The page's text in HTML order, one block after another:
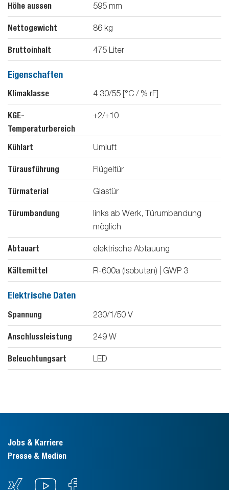
Höhe aussen 595 mm
Nettogewicht 86 kg
Bruttoinhalt 475 Liter
Eigenschaften
Klimaklasse 4 30/55 [°C / % rF]
KGE-
Temperaturbereich
+2/+10
Kühlart Umluft
Türausführung Flügeltür
Türmaterial Glastür
Türumbandung
links ab Werk, Türumbandung
möglich
Abtauart elektrische Abtauung
Kältemittel R-600a (Isobutan) | GWP 3
Elektrische Daten
Spannung 230/1/50 V
Anschlussleistung 249 W
Beleuchtungsart LED
Jobs & Karriere
Presse & Medien